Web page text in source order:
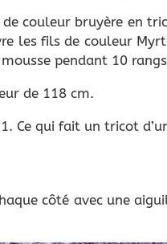
couleur bruyère en
les fils de couleur
pendant 10
de 118 cm.
Ce qui fait un tricot
côté avec une